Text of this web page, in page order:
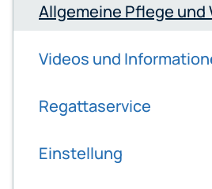
Allgemeine Pflege und
Videos und
Regattaservice
Einstellung